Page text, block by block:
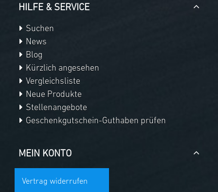
HILFE & SERVICE
Suchen
News
Blog
Kürzlich angesehen
Vergleichsliste
Neue Produkte
Stellenangebote
Geschenkgutschein-Guthaben prüfen
MEIN KONTO
Vertrag widerrufen